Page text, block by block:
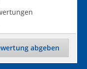
abgeben